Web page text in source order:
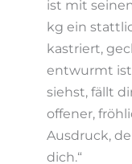
ist mit
kg ein
kastriert,
entwurmt
siehst, fällt
offener,
Ausdruck,
dich.“